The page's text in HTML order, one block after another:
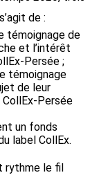
de :
témoignage de
et l’intérêt
Persée ;
témoignage
de leur
Persée
un fonds
label CollEx.
rythme le fil